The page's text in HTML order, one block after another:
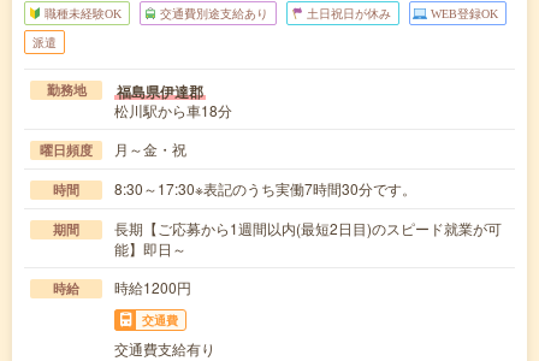
職種未経験OK 交通費別途支給あり 土日祝日が休み WEB登録OK
派遣
勤務地 福島県伊達郡
松川駅から車18分
曜日頻度 月～金・祝
時間 8:30～17:30※表記のうち実働7時間30分です。
期間
長期【ご応募から1週間以内(最短2日目)のスピード就業が可
能】即日～
時給 時給1200円
交通費
交通費支給有り